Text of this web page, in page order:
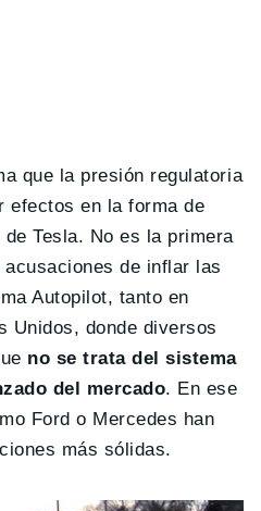
que la presión regulatoria
efectos en la forma de
Tesla. No es la primera
de inflar las
Autopilot, tanto en
Unidos, donde diversos
no se trata del sistema
del mercado. En ese
Ford o Mercedes han
más sólidas.